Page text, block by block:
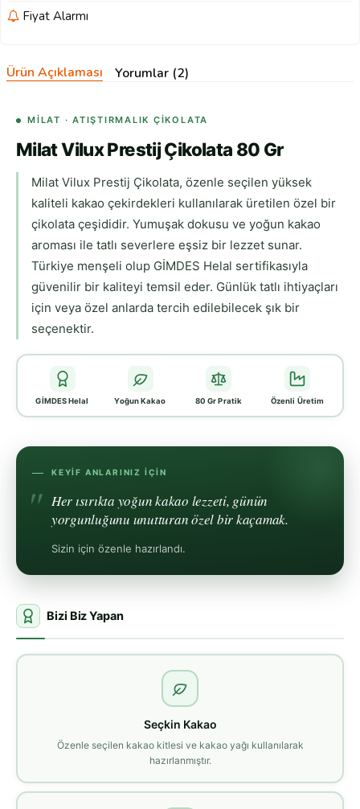
Fiyat Alarmı
Ürün Açıklaması Yorumlar (2)
MILAT · ATIŞTIRMALIK ÇIKOLATA
Milat Vilux Prestij Çikolata 80 Gr
Milat Vilux Prestij Çikolata, özenle seçilen yüksek
kaliteli kakao çekirdekleri kullanılarak üretilen özel bir
çikolata çeşididir. Yumuşak dokusu ve yoğun kakao
aroması ile tatlı severlere eşsiz bir lezzet sunar.
Türkiye menşeli olup GİMDES Helal sertifikasıyla
güvenilir bir kaliteyi temsil eder. Günlük tatlı ihtiyaçları
için veya özel anlarda tercih edilebilecek şık bir
seçenektir.
GİMDES Helal Yoğun Kakao 80 Gr Pratik Özenli Üretim
KEYIF ANLARINIZ İÇIN
Her ısırıkta yoğun kakao lezzeti, günün
yorgunluğunu unutturan özel bir kaçamak.
Sizin için özenle hazırlandı.
Bizi Biz Yapan
Seçkin Kakao
Özenle seçilen kakao kitlesi ve kakao yağı kullanılarak
hazırlanmıştır.